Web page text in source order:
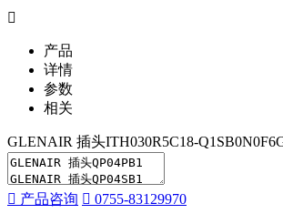
产品
详情
参数
相关
GLENAIR 插头ITH030R5C18-
产品咨询 0755-83129970